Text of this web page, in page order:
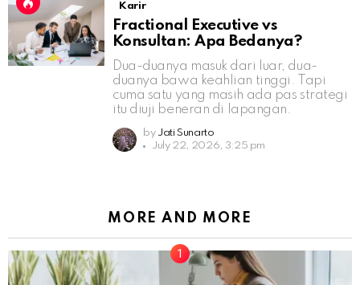
Karir
Fractional Executive vs
Konsultan: Apa Bedanya?
Dua-duanya masuk dari luar, dua-
duanya bawa keahlian tinggi. Tapi
cuma satu yang masih ada pas strategi
itu diuji beneran di lapangan.
by Jati Sunarto
July 22, 2026, 3:25 pm
MORE AND MORE